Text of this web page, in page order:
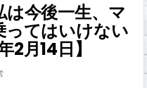
は今後一生、マ
ってはいけない
月14日】